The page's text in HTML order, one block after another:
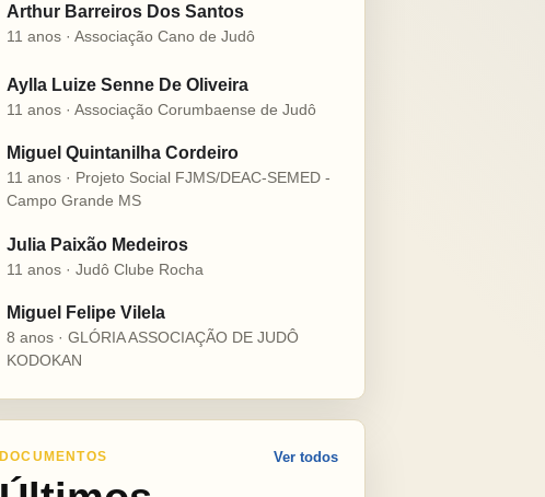
Arthur Barreiros Dos Santos
11 anos · Associação Cano de Judô
Aylla Luize Senne De Oliveira
11 anos · Associação Corumbaense de Judô
Miguel Quintanilha Cordeiro
11 anos · Projeto Social FJMS/DEAC-SEMED -
Campo Grande MS
Julia Paixão Medeiros
11 anos · Judô Clube Rocha
Miguel Felipe Vilela
8 anos · GLÓRIA ASSOCIAÇÃO DE JUDÔ
KODOKAN
DOCUMENTOS Ver todos